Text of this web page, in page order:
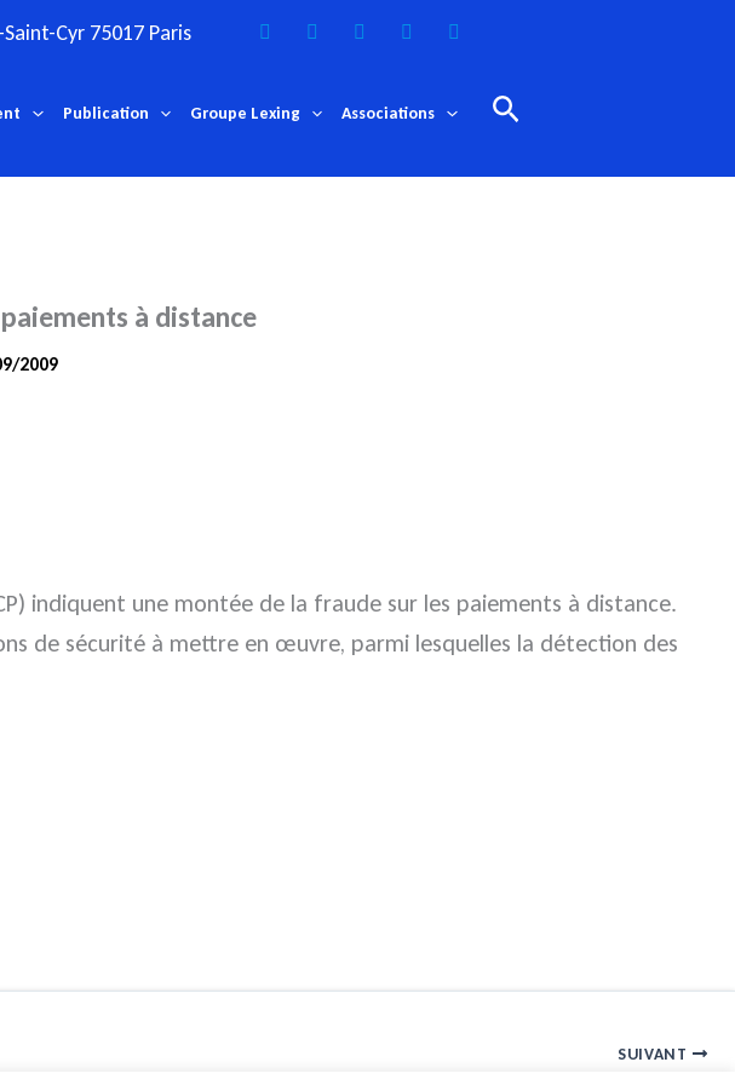
Cyr 75017 Paris
Publication Groupe Lexing Associations Rechercher
à distance
2009
indiquent une montée de la fraude sur les paiements à distance.
de sécurité à mettre en œuvre, parmi lesquelles la détection des
SUIVANT